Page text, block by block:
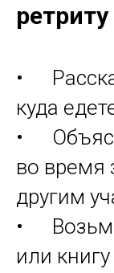
ретриту
•
куда
•
во время
другим
•
или